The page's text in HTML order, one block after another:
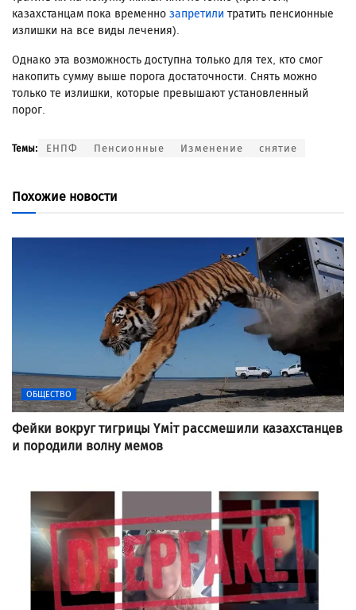
казахстанцам пока временно запретили тратить пенсионные
излишки на все виды лечения).
Однако эта возможность доступна только для тех, кто смог
накопить сумму выше порога достаточности. Снять можно
только те излишки, которые превышают установленный
порог.
Темы: ЕНПФ Пенсионные Изменение снятие
Похожие новости
ОБЩЕСТВО
Фейки вокруг тигрицы Үміт рассмешили казахстанцев
и породили волну мемов